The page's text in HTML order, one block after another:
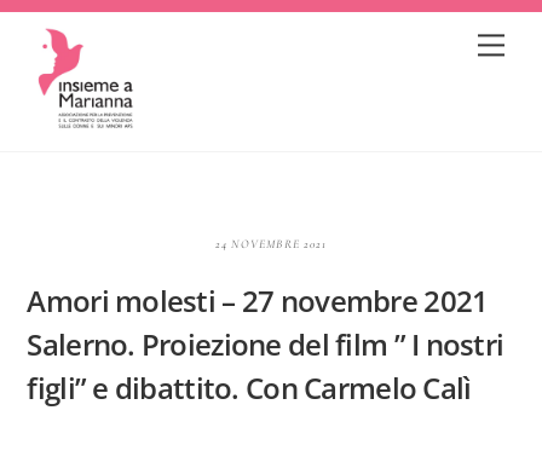
Skip
content
24 NOVEMBRE 2021
Amori molesti – 27 novembre 2021
Salerno. Proiezione del film ” I nostri
figli” e dibattito. Con Carmelo Calì